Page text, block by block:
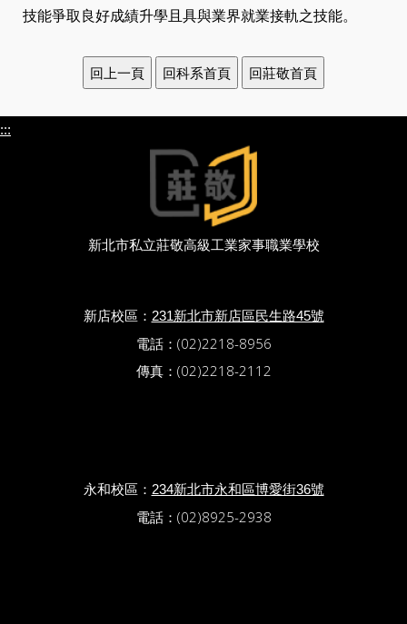
技能爭取良好成績升學且具與業界就業接軌之技能。
:::
新北市私立莊敬高級工業家事職業學校
新店校區： 231新北市新店區民生路45號
電話：(02)2218-8956
傳真：(02)2218-2112
永和校區： 234新北市永和區博愛街36號
電話：(02)8925-2938